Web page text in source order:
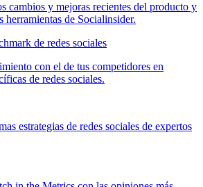
cambios y mejoras recientes del producto y
herramientas de Socialinsider.
de redes sociales
con el de tus competidores en
de redes sociales.
estrategias de redes sociales de expertos